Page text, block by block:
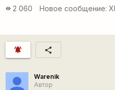
visibility 2 060 Новое сообщение:
notifications_active share
Warenik
Автор